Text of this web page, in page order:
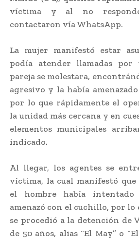
víctima y al no
contactaron vía WhatsApp.
La mujer manifestó estar
podía atender llamadas
pareja se molestara,
agresivo y la había
por lo que rápidamente el
la unidad más cercana y en
elementos municipales
indicado.
Al llegar, los agentes se
víctima, la cual manifestó que
el hombre había
amenazó con el cuchillo, por lo
se procedió a la detención de
de 50 años, alias “El May” o